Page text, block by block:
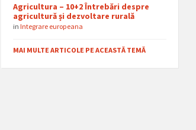
Agricultura – 10+2 Întrebări despre
agricultură și dezvoltare rurală
inIntegrare europeana
MAI MULTE ARTICOLE PE ACEASTĂ TEMĂ